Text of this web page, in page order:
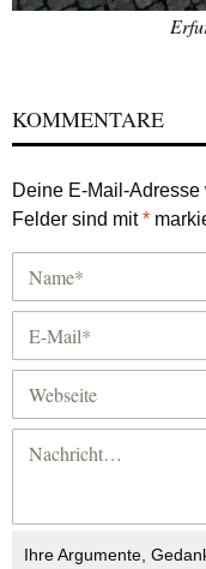
KOMMENTARE
Deine E-Mail-
Felder sind mit*
Ihre Argumente,